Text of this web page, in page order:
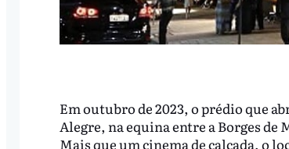
Em outubro de 2023, o prédio que
Alegre, na equina entre a Borges
Mais que um cinema de calçada, o